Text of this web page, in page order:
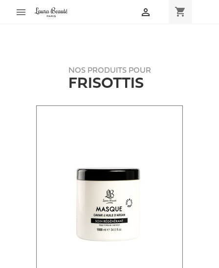
 shopping_cart

NOS PRODUITS POUR
FRISOTTIS